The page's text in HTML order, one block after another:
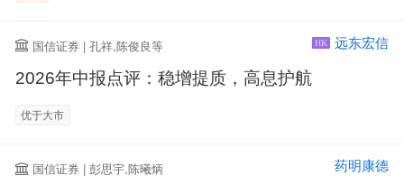
国信证券 | 孔祥,陈俊良等 HK 远东宏信
2026年中报点评：稳增提质，高息护航
优于大市
国信证券 | 彭思宇,陈曦炳 药明康德